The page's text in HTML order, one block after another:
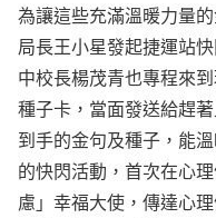
為讓這些充滿溫暖力量
局長王小星發起捷運站
中校長楊茂青也專程來
種子卡，當面發送給趕
到手的金句及種子，能
的快閃活動，首次在心
慮」幸福大使，傳達心